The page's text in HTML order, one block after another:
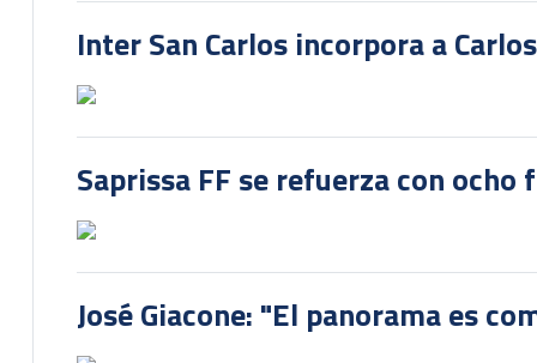
Inter San Carlos incorpora a
Saprissa FF se refuerza con
José Giacone: "El panorama es